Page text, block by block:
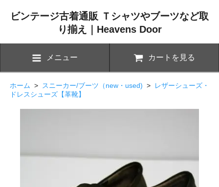
ビンテージ古着通販 Ｔシャツやブーツなど取
り揃え｜Heavens Door
メニュー カートを見る
ホーム > スニーカー/ブーツ（new・used) >
レザーシューズ・
ドレスシューズ【革靴】